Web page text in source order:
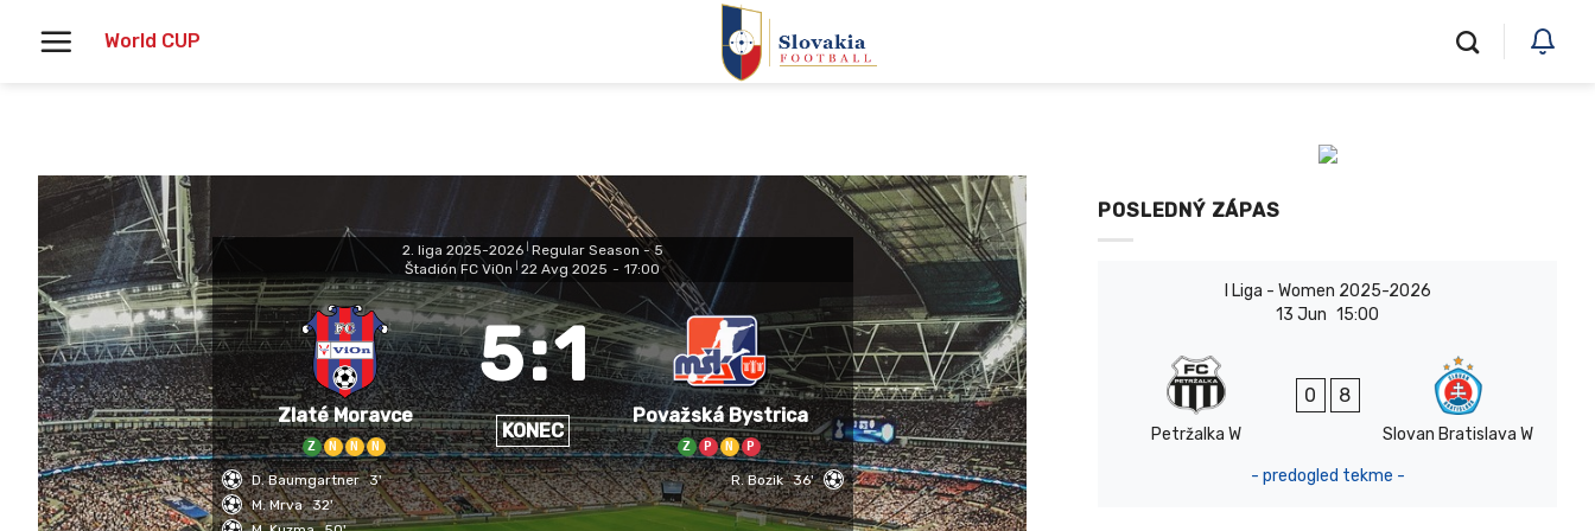
World CUP
2. liga 2025-2026 Regular Season - 5
Štadión FC ViOn 22 Avg 2025 - 17:00
Zlaté Moravce
Z N N N
5:1
KONEC
Považská Bystrica
Z P N P
D. Baumgartner 3'
M. Mrva 32'
R. Bozik 36'
POSLEDNÝ ZÁPAS
I Liga - Women 2025-2026
13 Jun 15:00
Petržalka W
0 8
Slovan Bratislava W
- predogled tekme -